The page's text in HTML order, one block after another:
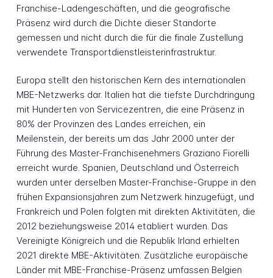
Franchise-Ladengeschäften, und die geografische
Präsenz wird durch die Dichte dieser Standorte
gemessen und nicht durch die für die finale Zustellung
verwendete Transportdienstleisterinfrastruktur.
Europa stellt den historischen Kern des internationalen
MBE-Netzwerks dar. Italien hat die tiefste Durchdringung
mit Hunderten von Servicezentren, die eine Präsenz in
80% der Provinzen des Landes erreichen, ein
Meilenstein, der bereits um das Jahr 2000 unter der
Führung des Master-Franchisenehmers Graziano Fiorelli
erreicht wurde. Spanien, Deutschland und Österreich
wurden unter derselben Master-Franchise-Gruppe in den
frühen Expansionsjahren zum Netzwerk hinzugefügt, und
Frankreich und Polen folgten mit direkten Aktivitäten, die
2012 beziehungsweise 2014 etabliert wurden. Das
Vereinigte Königreich und die Republik Irland erhielten
2021 direkte MBE-Aktivitäten. Zusätzliche europäische
Länder mit MBE-Franchise-Präsenz umfassen Belgien